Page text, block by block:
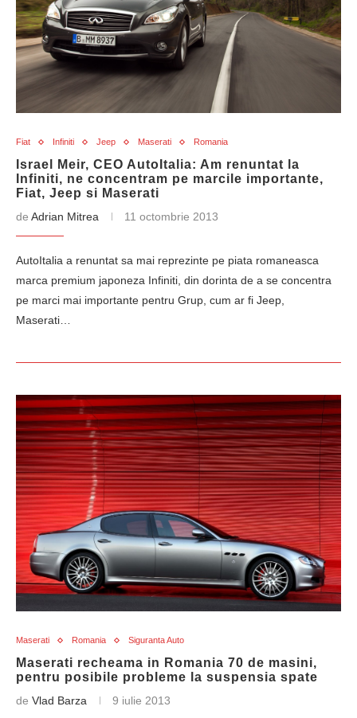
Fiat Infiniti Jeep Maserati Romania
Israel Meir, CEO AutoItalia: Am renuntat la
Infiniti, ne concentram pe marcile importante,
Fiat, Jeep si Maserati
de Adrian Mitrea 11 octombrie 2013
AutoItalia a renuntat sa mai reprezinte pe piata romaneasca
marca premium japoneza Infiniti, din dorinta de a se concentra
pe marci mai importante pentru Grup, cum ar fi Jeep,
Maserati…
Maserati Romania Siguranta Auto
Maserati recheama in Romania 70 de masini,
pentru posibile probleme la suspensia spate
de Vlad Barza 9 iulie 2013